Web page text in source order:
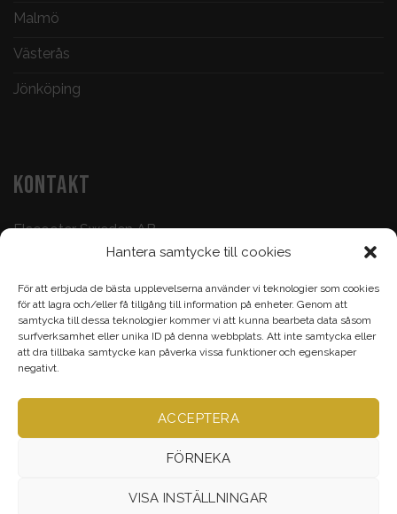
Hantera samtycke till cookies
För att erbjuda de bästa upplevelserna använder vi teknologier som cookies
för att lagra och/eller få tillgång till information på enheter. Genom att
samtycka till dessa teknologier kommer vi att kunna bearbeta data såsom
surfverksamhet eller unika ID på denna webbplats. Att inte samtycka eller
att dra tillbaka samtycke kan påverka vissa funktioner och egenskaper
negativt.
ACCEPTERA
FÖRNEKA
VISA INSTÄLLNINGAR
Malmö
Västerås
Jönköping
KONTAKT
Elscooter Sweden AB
073-500 47 72
Köp & Frågor: 070-395 17 93
Epost:
info@elscootersweden.com
Brunnsgatan 7, Jönköping
Alla rättigheter bevarade ©Elscootersweden.com2026
TILLBEHÖR & RESERVDELAR ELCYKEL